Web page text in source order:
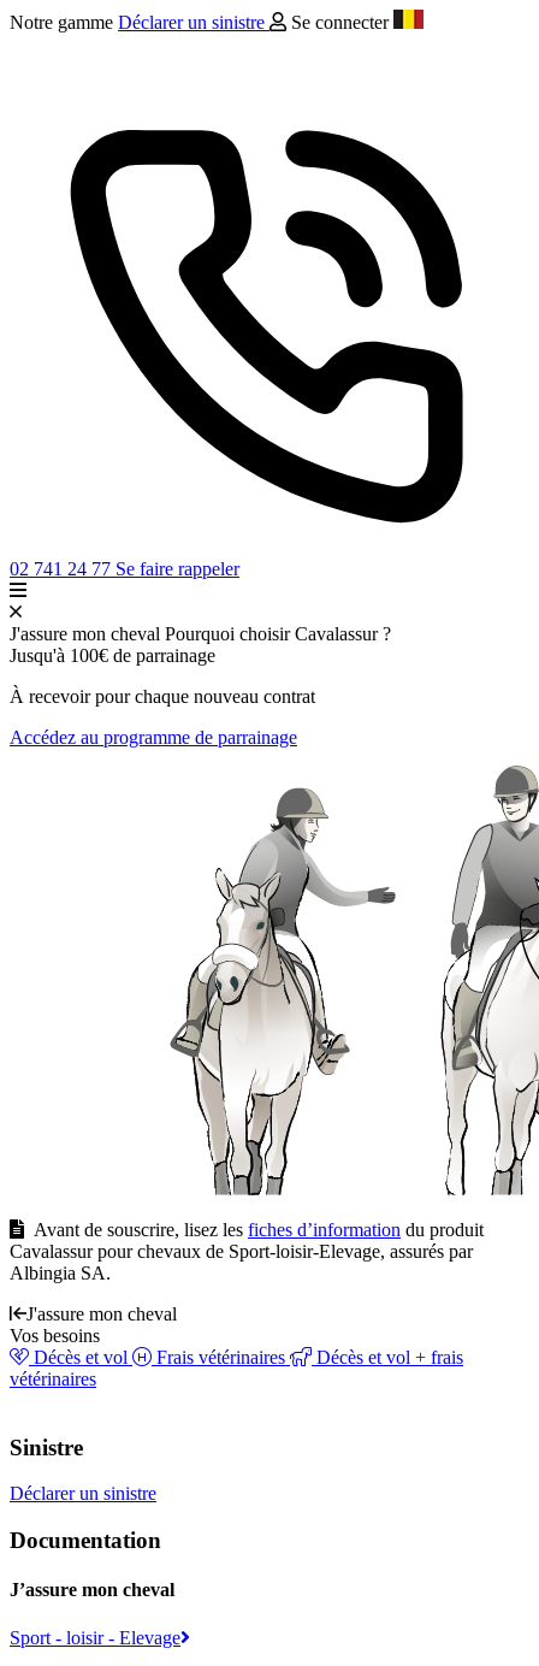
Notre gamme Déclarer un sinistre Se connecter
02 741 24 77 Se faire rappeler
J'assure mon cheval Pourquoi choisir Cavalassur ?
Jusqu'à 100€ de parrainage
À recevoir pour chaque nouveau contrat
Accédez au programme de parrainage
Avant de souscrire, lisez les fiches d’information du produit
Cavalassur pour chevaux de Sport-loisir-Elevage, assurés par
Albingia SA.
J'assure mon cheval
Vos besoins
Décès et vol
Frais vétérinaires
Décès et vol + frais
vétérinaires
Sinistre
Déclarer un sinistre
Documentation
J’assure mon cheval
Sport - loisir - Elevage